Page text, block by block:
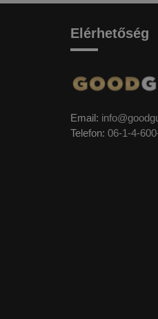
Elérhetőség
Email:
Telefon: 06-1-4-